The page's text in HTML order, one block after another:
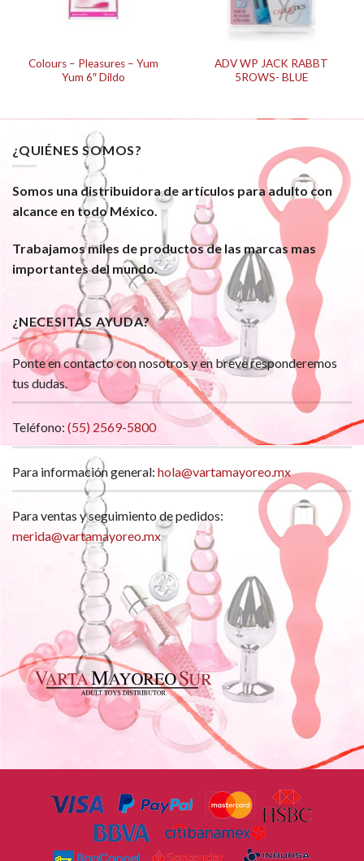
Colours – Pleasures – Yum
Yum 6″ Dildo
ADV WP JACK RABBT
5ROWS- BLUE
¿QUIÉNES SOMOS?
Somos una distribuidora de artículos para adulto con
alcance en todo México.
Trabajamos miles de productos de las marcas mas
importantes del mundo.
¿NECESITAS AYUDA?
Ponte en contacto con nosotros y en breve responderemos
tus dudas.
Teléfono: (55) 2569-5800
Para información general: hola@vartamayoreo.mx
Para ventas y seguimiento de pedidos:
merida@vartamayoreo.mx